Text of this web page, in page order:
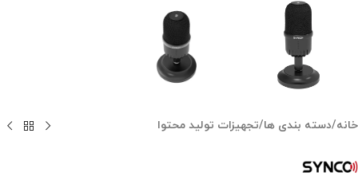
خانه/دسته بندی ها/تجهیزات تولید محتوا